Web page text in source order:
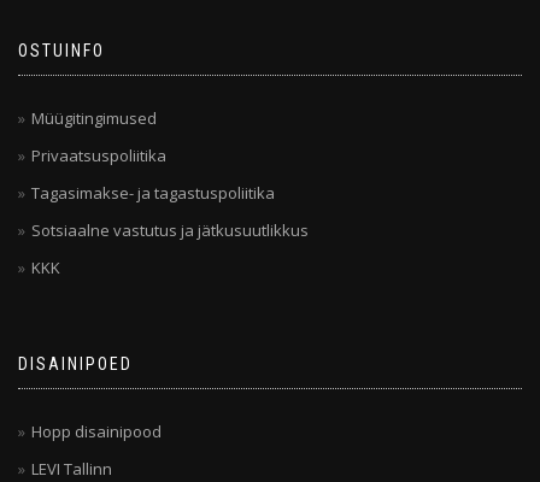
OSTUINFO
Müügitingimused
Privaatsuspoliitika
Tagasimakse- ja tagastuspoliitika
Sotsiaalne vastutus ja jätkusuutlikkus
KKK
DISAINIPOED
Hopp disainipood
LEVI Tallinn